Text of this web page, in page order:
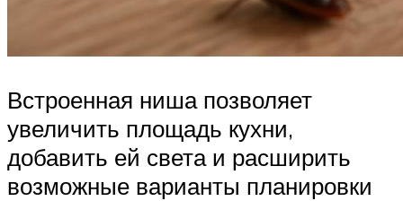
Встроенная ниша позволяет
увеличить площадь кухни,
добавить ей света и расширить
возможные варианты планировки